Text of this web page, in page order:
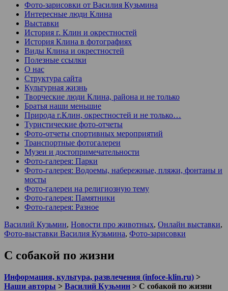
Фото-зарисовки от Василия Кузьмина
Интересные люди Клина
Выставки
История г. Клин и окрестностей
История Клина в фотографиях
Виды Клина и окрестностей
Полезные ссылки
О нас
Структура сайта
Культурная жизнь
Творческие люди Клина, района и не только
Братья наши меньшие
Природа г.Клин, окрестностей и не только…
Туристические фото-отчеты
Фото-отчеты спортивных мероприятий
Транспортные фотогалереи
Музеи и достопримечательности
Фото-галерея: Парки
Фото-галерея: Водоемы, набережные, пляжи, фонтаны и
мосты
Фото-галереи на религиозную тему
Фото-галерея: Памятники
Фото-галерея: Разное
Василий Кузьмин, Новости про животных, Онлайн выставки,
Фото-выставки Василия Кузьмина, Фото-зарисовки
С собакой по жизни
Информация, культура, развлечения (infoce-klin.ru) >
Наши авторы > Василий Кузьмин > С собакой по жизни